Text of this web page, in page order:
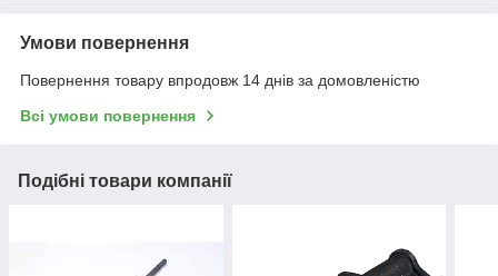
Умови повернення
Повернення товару впродовж 14 днів за домовленістю
Всі умови повернення
Подібні товари компанії